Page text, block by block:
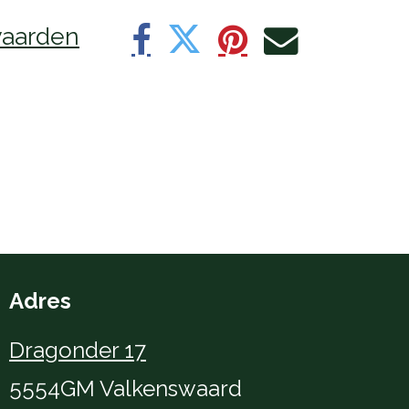
Adres
Dragonder 17
5554GM Valkenswaard